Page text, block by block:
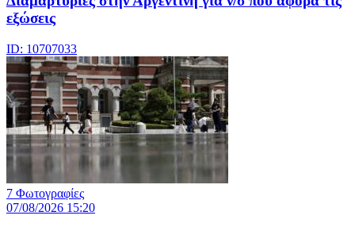
εξώσεις
ID: 10707033
7 Φωτογραφίες
07/08/2026 15:20